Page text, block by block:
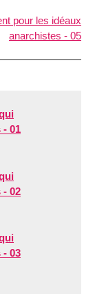
pour les idéaux
anarchistes - 05
01
02
- 03